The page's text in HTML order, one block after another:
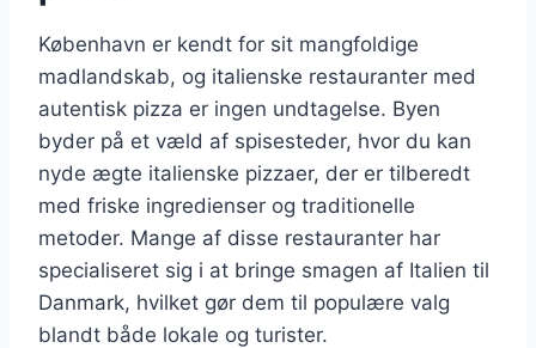
København er kendt for sit mangfoldige
madlandskab, og italienske restauranter med
autentisk pizza er ingen undtagelse. Byen
byder på et væld af spisesteder, hvor du kan
nyde ægte italienske pizzaer, der er tilberedt
med friske ingredienser og traditionelle
metoder. Mange af disse restauranter har
specialiseret sig i at bringe smagen af Italien til
Danmark, hvilket gør dem til populære valg
blandt både lokale og turister.